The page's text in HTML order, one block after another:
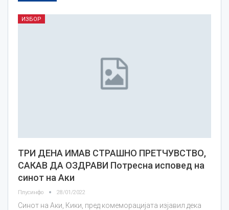
ИЗБОР
ТРИ ДЕНА ИМАВ СТРАШНО ПРЕТЧУВСТВО,
САКАВ ДА ОЗДРАВИ Потресна исповед на
синот на Аки
Плусинфо 28/01/2022
Синот на Аки, Кики, пред комеморацијата изјавил дека